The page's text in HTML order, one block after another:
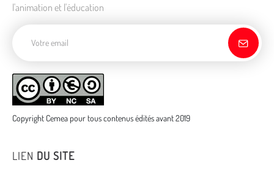
l'animation et l'éducation
Copyright Cemea pour tous contenus édités avant 2019
LIEN DU SITE